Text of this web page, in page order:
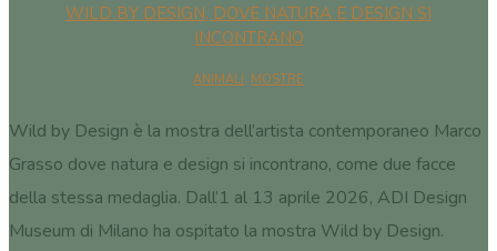
WILD BY DESIGN, DOVE NATURA E DESIGN SI
INCONTRANO
ANIMALI, MOSTRE
Wild by Design è la mostra dell’artista contemporaneo Marco
Grasso dove natura e design si incontrano, come due facce
della stessa medaglia. Dall’1 al 13 aprile 2026, ADI Design
Museum di Milano ha ospitato la mostra Wild by Design.